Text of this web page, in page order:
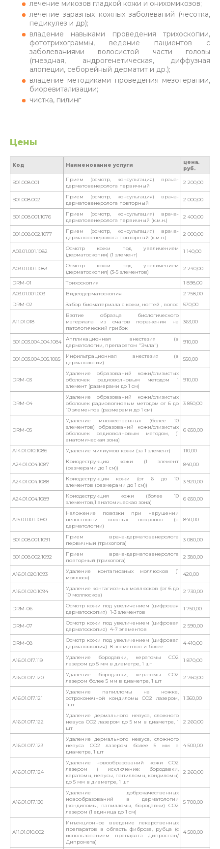
лечение микозов гладкой кожи и онихомикозов;
лечение заразных кожных заболеваний (чесотка,
педикулез и др);
владение навыками проведения трихоскопии,
фототрихограммы, ведение пациентов с
заболеваниями волосистой части головы
(гнездная, андрогенетическая, диффузная
алопеции, себорейный дерматит и др.);
владение методиками проведения мезотерапии,
биоревитализации;
чистка, пилинг
Цены
Код Наименование услуги
цена.
руб.
B01.008.001
Прием (осмотр, консультация) врача-
дерматовенеролога первичный
2 200,00
B01.008.002
Прием (осмотр, консультация) врача-
дерматовенеролога повторный
2 000,00
B01.008.001.1076
Прием (осмотр, консультация) врача-
дерматовенеролога первичный (к.м.н.)
2 400,00
B01.008.002.1077
Прием (осмотр, консультация) врача-
дерматовенеролога повторный (к.м.н.)
2 000,00
A03.01.001.1082
Осмотр кожи под увеличением
(дерматоскопия) (1 элемент)
1 140,00
A03.01.001.1083
Осмотр кожи под увеличением
(дерматоскопия) (3-5 элементов)
2 240,00
DRM-01 Трихоскопия
1 898,00
А03.01.001.003
Видеодерматоскопия
2 758,00
DRM-02
Забор биоматериала с кожи, ногтей , волос 570,00
A11.01.018
Взятие образца биологического
материала из очагов поражения на
патологический грибок
363,00
B01.003.004.004.1084
Аппликационная анестезия (в
дерматологии, препаратом "Эмла")
910,00
B01.003.004.005.1085
Инфильтрационная анестезия (в
дерматологии)
550,00
DRM-03
Удаление образований кожи/слизистых
оболочек радиоволновым методом 1
элемент (размерами до 1 см)
910,00
DRM-04
Удаление образований кожи/слизистых
оболочек радиоволновым методом от 6 до
10 элементов (размерами до 1 см)
3 850,00
DRM-05
Удаление множественных (более 10
элементов) образований кожи/слизистых
оболочек радиоволновым методом, (1
анатомическая зона)
6 650,00
A14.01.010.1086 Удаление милиумов кожи (за 1 элемент) 110,00
A24.01.004.1087
Криодеструкция кожи (1 элемент
(размерами до 1 см))
840,00
A24.01.004.1088
Криодеструкция кожи (от 6 до 10
элементов (размерами до 1 см))
3 920,00
A24.01.004.1089
Криодеструкция кожи (более 10
элементов,1 анатомическая зона)
6 650,00
A15.01.001.1090
Наложение повязки при нарушении
целостности кожных покровов (в
дерматологии)
840,00
B01.008.001.1091
Прием врача-дерматовенеролога
первичный (трихолога)
3 080,00
B01.008.002.1092
Прием врача-дерматовенеролога
повторный (трихолога)
2 380,00
A16.01.020.1093
Удаление контагиозных моллюсков (1
моллюск)
420,00
A16.01.020.1094
Удаление контагиозных моллюсков (от 6 до
10 моллюсков)
2 730,00
DRM-06
Осмотр кожи под увеличением (цифровая
дерматоскопия) 1-3 элементов
1 750,00
DRM-07
Осмотр кожи под увеличением (цифровая
дерматоскопия) 4-7 элементов
2 590,00
DRM-08
Осмотр кожи под увеличением (цифровая
дерматоскопия) 8 элементов и более
4 410,00
А16.01.017.119
Удаление бородавки, кератомы СО2
лазером до 5 мм в диаметре, 1 шт
1 870,00
А16.01.017.120
Удаление бородавки, кератомы СО2
лазером более 5 мм в диаметре, 1 шт
2 760,00
А16.01.017.121
Удаление папилломы на ножке,
остроконечной кондиломы СО2 лазером,
1шт
1 360,00
А16.01.017.122
Удаление дермального невуса, сложного
невуса СО2 лазером до 5 мм в диаметре, 1
шт
2 260,00
А16.01.017.123
Удаление дермального невуса, сложного
невуса СО2 лазером более 5 мм в
диаметре, 1 шт
4 500,00
А16.01.017.124
Удаление новообразований кожи СО2
лазером ( исключение: бородавки,
кератомы, невусы, папилломы, кондиломы)
до 5 мм в диаметре, 1 шт
2 260,00
А16.01.017.130
Удаление доброкачественных
новообразований в дерматологии
(кондиломы, папилломы, бородавки) СО2
лазером (1 единица до 1 см)
5 700,00
А11.01.010.002
Инъекционное введение лекарственных
препаратов в область фиброза, рубца (с
использованием препарата Дипроспан/
Дипромета)
4 500,00